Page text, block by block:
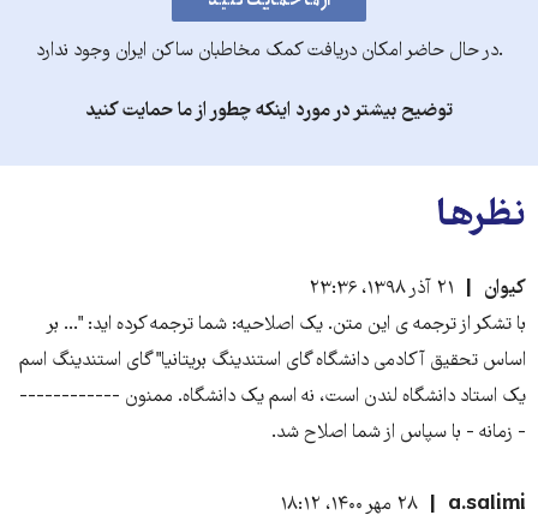
.در حال حاضر امکان دریافت کمک مخاطبان ساکن ایران وجود ندارد
توضیح بیشتر در مورد اینکه چطور از ما حمایت کنید
نظرها
کیوان
۲۱ آذر ۱۳۹۸، ۲۳:۳۶
با تشکر از ترجمه ی این متن. یک اصلاحیه: شما ترجمه کرده اید: "... بر
اساس تحقیق آکادمی دانشگاه گای استندینگ بریتانیا" گای استندینگ اسم
یک استاد دانشگاه لندن است، نه اسم یک دانشگاه. ممنون ------------
- زمانه - با سپاس از شما اصلاح شد.
a.salimi
۲۸ مهر ۱۴۰۰، ۱۸:۱۲